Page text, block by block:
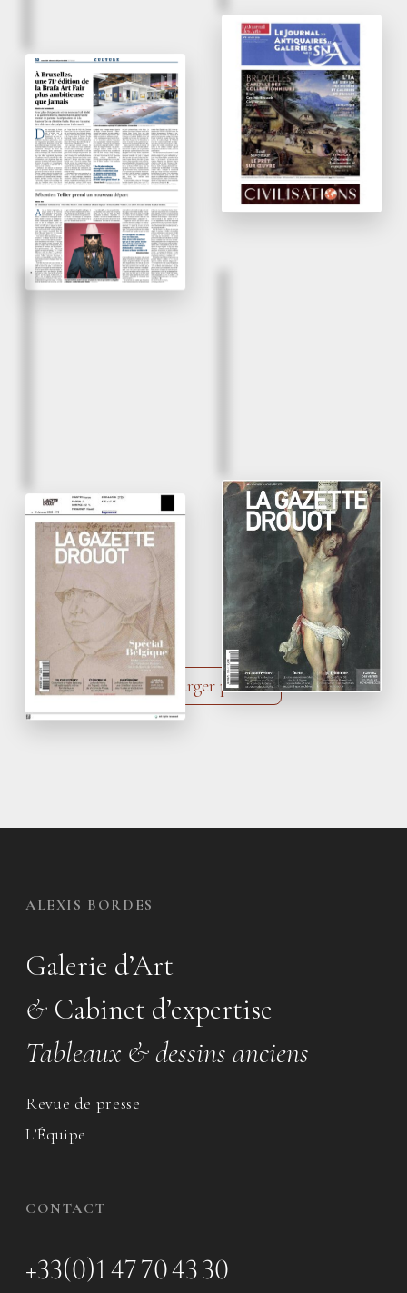
32 / 24 - 25 janvier 2026
A Bruxelles, une 71e
édition de la Brafa Art
Fair plus ambitieuse
que jamais
Le Figaro
N°9 / Hiver 2026
La Brafa 2026 prend
ses aises
Le Journal des Arts
2/ vendredi 16 janvier 2026
Une 71eédition
ambitieuse pour la
La Gazette Drouot
40/ Vendredi 14
Le goût français à la
galerie Alexis Bordes
La Gazette Drouot
Charger plus
ALEXIS BORDES
Galerie d’Art
& Cabinet d’expertise
Tableaux & dessins anciens
Revue de presse
L’Équipe
CONTACT
+33(0)1 47 70 43 30